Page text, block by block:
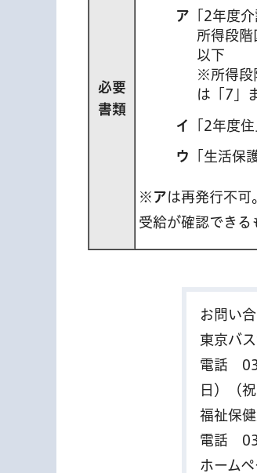
必要
書類
ア 「2年度
所得段
以下
※所得段
は「7」
イ 「2年度
ウ 「生活保
※ アは再発行不可
受給が確認できる
お問い
東京バ
電話
日）（
福祉保
電話
ホーム